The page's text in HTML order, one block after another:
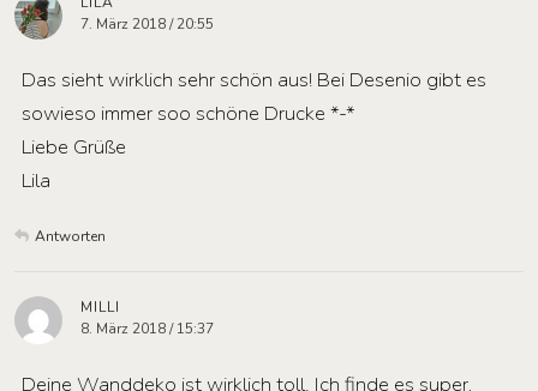
7. März 2018 / 20:55
Das sieht wirklich sehr schön aus! Bei Desenio gibt es
sowieso immer soo schöne Drucke *-*
Liebe Grüße
Lila
Antworten
MILLI
8. März 2018 / 15:37
Deine Wanddeko ist wirklich toll. Ich finde es super,